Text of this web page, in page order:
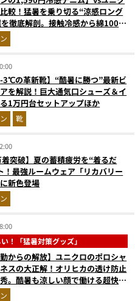
較！猛暑を乗り切る“涼感ロング
徹底解剖。接触冷感から綿100%
-3℃の革新靴】“酷暑に勝つ”最新ビ
を解説！巨大通気口シューズ＆イ
1万円台セットアップほか
靴
着突破】夏の蓄積疲労を“着るだ
！最強ルームウェア「リカバリー
新色登場
！「猛暑対策グッズ」
勤からの解放】ユニクロのポロシャ
スの大正解！オリヒカの透け防止
。酷暑も涼しい顔で働ける超快適